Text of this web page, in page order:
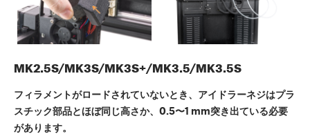
MK2.5S/MK3S/MK3S+/MK3.5/MK3.5S
フィラメントがロードされていないとき、アイドラーネジはプラ
スチック部品とほぼ同じ高さか、0.5〜1 mm突き出ている必要
があります。